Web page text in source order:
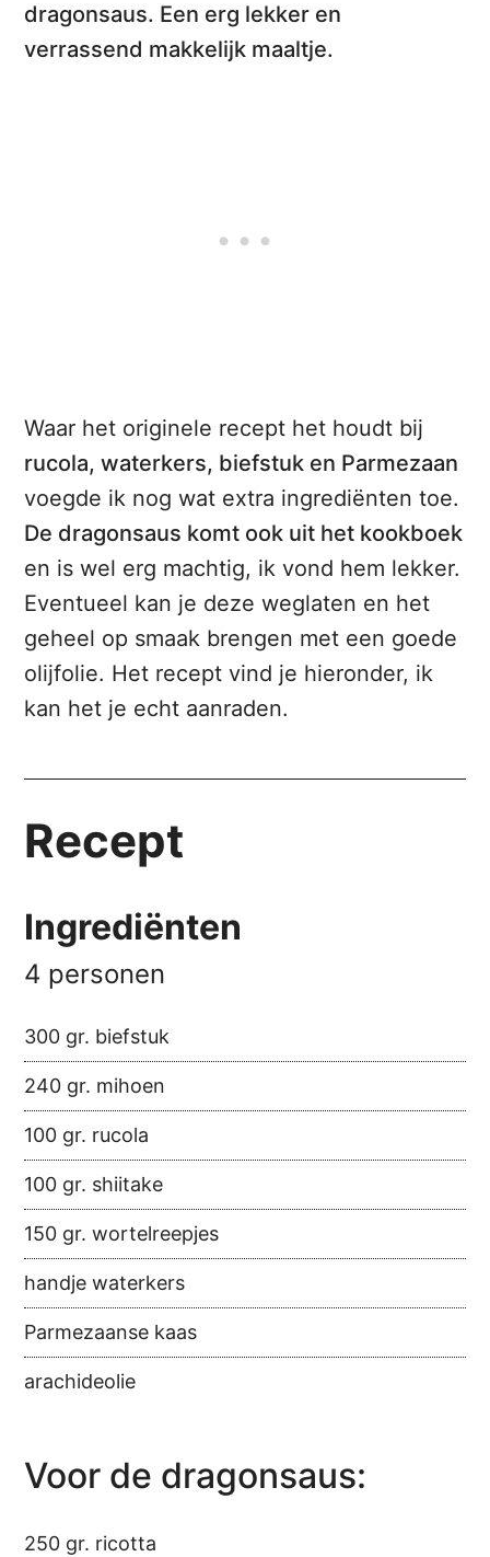
dragonsaus. Een erg lekker en
verrassend makkelijk maaltje.
Waar het originele recept het houdt bij
rucola, waterkers, biefstuk en Parmezaan
voegde ik nog wat extra ingrediënten toe.
De dragonsaus komt ook uit het kookboek
en is wel erg machtig, ik vond hem lekker.
Eventueel kan je deze weglaten en het
geheel op smaak brengen met een goede
olijfolie. Het recept vind je hieronder, ik
kan het je echt aanraden.
Recept
Ingrediënten
4 personen
300 gr. biefstuk
240 gr. mihoen
100 gr. rucola
100 gr. shiitake
150 gr. wortelreepjes
handje waterkers
Parmezaanse kaas
arachideolie
Voor de dragonsaus:
250 gr. ricotta